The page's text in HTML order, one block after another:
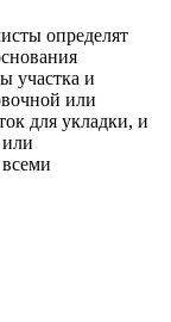
определят
участка и
или
для укладки, и
или